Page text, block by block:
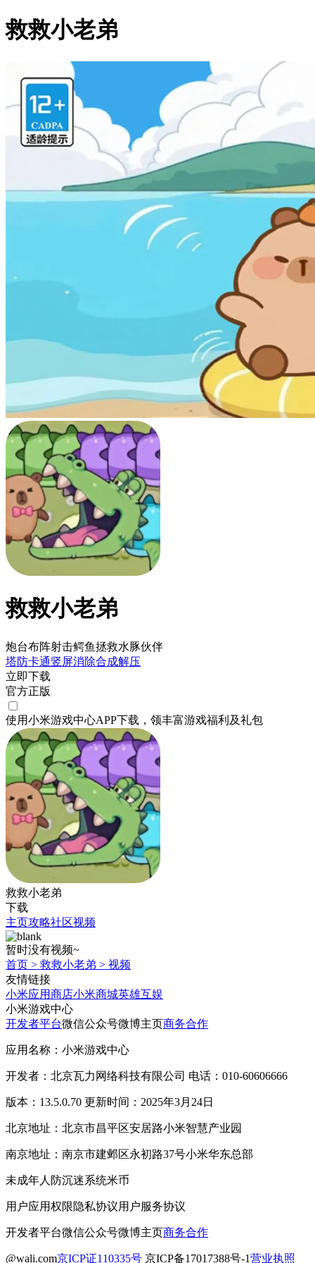
救救小老弟
救救小老弟
炮台布阵射击鳄鱼拯救水豚伙伴
塔防卡通竖屏消除合成解压
立即下载
官方正版
使用小米游戏中心APP下载 ，领丰富游戏福利 及礼包
救救小老弟
下载
主页攻略社区视频
暂时没有视频~
首页 > 救救小老弟 > 视频
友情链接
小米应用商店小米商城英雄互娱
小米游戏中心
开发者平台微信公众号微博主页商务合作
应用名称：小米游戏中心
开发者：北京瓦力网络科技有限公司 电话：010-60606666
版本：13.5.0.70 更新时间：2025年3月24日
北京地址：北京市昌平区安居路小米智慧产业园
南京地址：南京市建邺区永初路37号小米华东总部
未成年人防沉迷系统米币
用户应用权限隐私协议用户服务协议
开发者平台微信公众号微博主页商务合作
@wali.com京ICP证110335号 京ICP备17017388号-1营业执照